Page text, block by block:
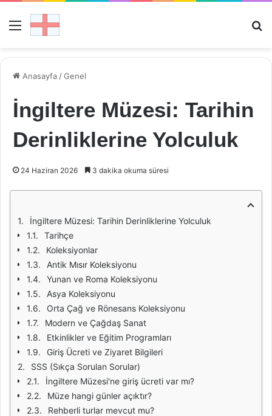
Menü
Anasayfa /Genel
İngiltere Müzesi: Tarihin
Derinliklerine Yolculuk
24 Haziran 2026 3 dakika okuma süresi
İngiltere Müzesi: Tarihin Derinliklerine Yolculuk
Tarihçe
Koleksiyonlar
Antik Mısır Koleksiyonu
Yunan ve Roma Koleksiyonu
Asya Koleksiyonu
Orta Çağ ve Rönesans Koleksiyonu
Modern ve Çağdaş Sanat
Etkinlikler ve Eğitim Programları
Giriş Ücreti ve Ziyaret Bilgileri
SSS (Sıkça Sorulan Sorular)
İngiltere Müzesi'ne giriş ücreti var mı?
Müze hangi günler açıktır?
Rehberli turlar mevcut mu?